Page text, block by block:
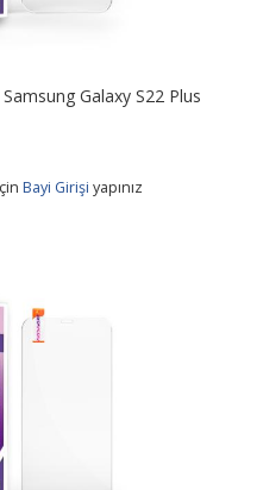
Galaxy S22 Plus
Bayi Girişi yapınız